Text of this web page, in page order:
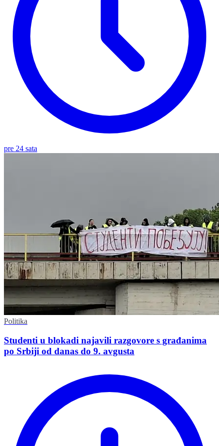
pre 24 sata
Politika
Studenti u blokadi najavili razgovore s građanima
po Srbiji od danas do 9. avgusta